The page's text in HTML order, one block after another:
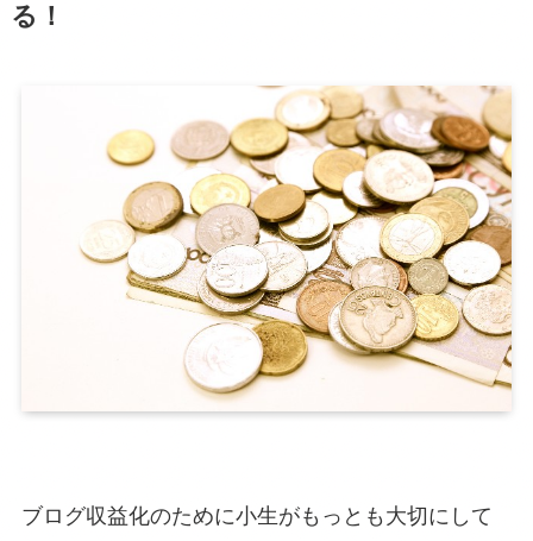
る！
ブログ収益化のために小生がもっとも大切にして